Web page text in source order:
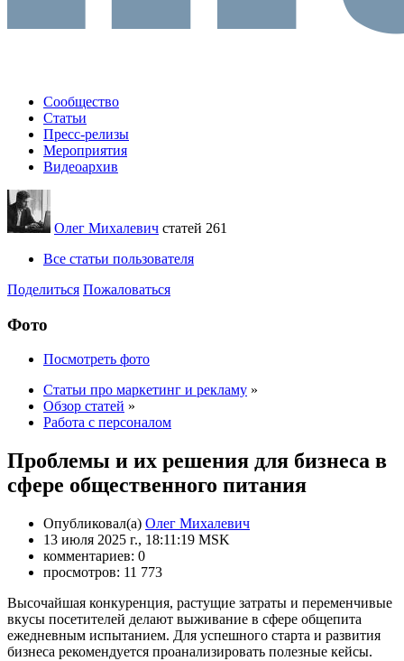
Сообщество
Статьи
Пресс-релизы
Мероприятия
Видеоархив
Олег Михалевич статей 261
Все статьи пользователя
Поделиться Пожаловаться
Фото
Посмотреть фото
Статьи про маркетинг и рекламу »
Обзор статей »
Работа с персоналом
Проблемы и их решения для бизнеса в
сфере общественного питания
Опубликовал(а) Олег Михалевич
13 июля 2025 г., 18:11:19 MSK
комментариев: 0
просмотров: 11 773
Высочайшая конкуренция, растущие затраты и переменчивые
вкусы посетителей делают выживание в сфере общепита
ежедневным испытанием. Для успешного старта и развития
бизнеса рекомендуется проанализировать полезные кейсы.